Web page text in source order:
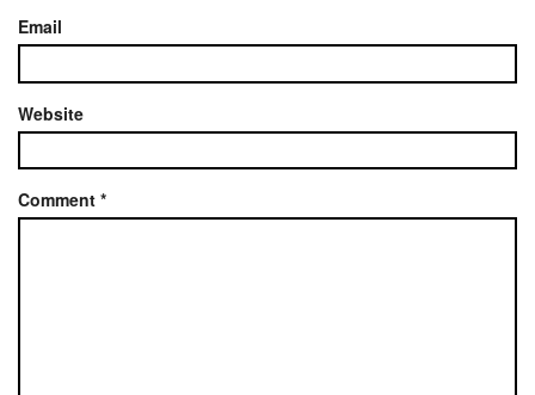
Email
Website
Comment *